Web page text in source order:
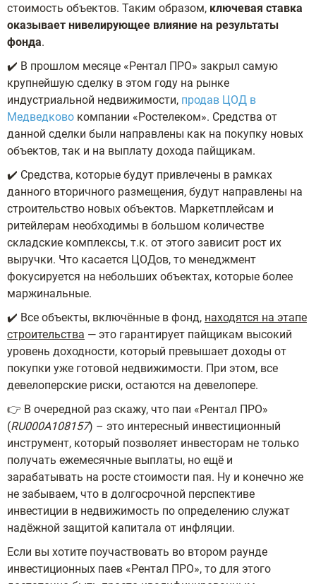
стоимость объектов. Таким образом, ключевая ставка
оказывает нивелирующее влияние на результаты
фонда.
✔️ В прошлом месяце «Рентал ПРО» закрыл самую
крупнейшую сделку в этом году на рынке
индустриальной недвижимости, продав ЦОД в
Медведково компании «Ростелеком». Средства от
данной сделки были направлены как на покупку новых
объектов, так и на выплату дохода пайщикам.
✔️ Средства, которые будут привлечены в рамках
данного вторичного размещения, будут направлены на
строительство новых объектов. Маркетплейсам и
ритейлерам необходимы в большом количестве
складские комплексы, т.к. от этого зависит рост их
выручки. Что касается ЦОДов, то менеджмент
фокусируется на небольших объектах, которые более
маржинальные.
✔️ Все объекты, включённые в фонд, находятся на этапе
строительства — это гарантирует пайщикам высокий
уровень доходности, который превышает доходы от
покупки уже готовой недвижимости. При этом, все
девелоперские риски, остаются на девелопере.
👉 В очередной раз скажу, что паи «Рентал ПРО»
(RU000A108157) – это интересный инвестиционный
инструмент, который позволяет инвесторам не только
получать ежемесячные выплаты, но ещё и
зарабатывать на росте стоимости пая. Ну и конечно же
не забываем, что в долгосрочной перспективе
инвестиции в недвижимость по определению служат
надёжной защитой капитала от инфляции.
Если вы хотите поучаствовать во втором раунде
инвестиционных паев «Рентал ПРО», то для этого